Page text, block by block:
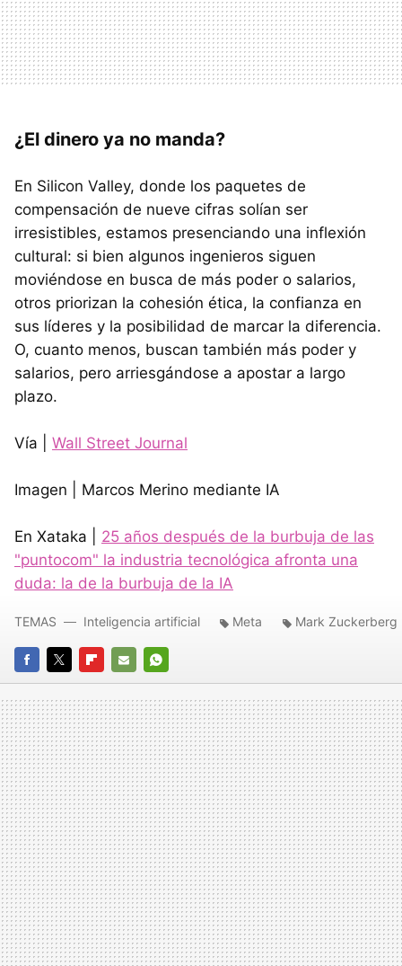
¿El dinero ya no manda?
En Silicon Valley, donde los paquetes de
compensación de nueve cifras solían ser
irresistibles, estamos presenciando una inflexión
cultural: si bien algunos ingenieros siguen
moviéndose en busca de más poder o salarios,
otros priorizan la cohesión ética, la confianza en
sus líderes y la posibilidad de marcar la diferencia.
O, cuanto menos, buscan también más poder y
salarios, pero arriesgándose a apostar a largo
plazo.
Vía | Wall Street Journal
Imagen | Marcos Merino mediante IA
En Xataka | 25 años después de la burbuja de las
"puntocom" la industria tecnológica afronta una
duda: la de la burbuja de la IA
FACEBOOK
TWITTERFLIPBOARD
E-
MAIL
WHATSAPP
TEMAS Inteligencia artificial Meta Mark Zuckerberg